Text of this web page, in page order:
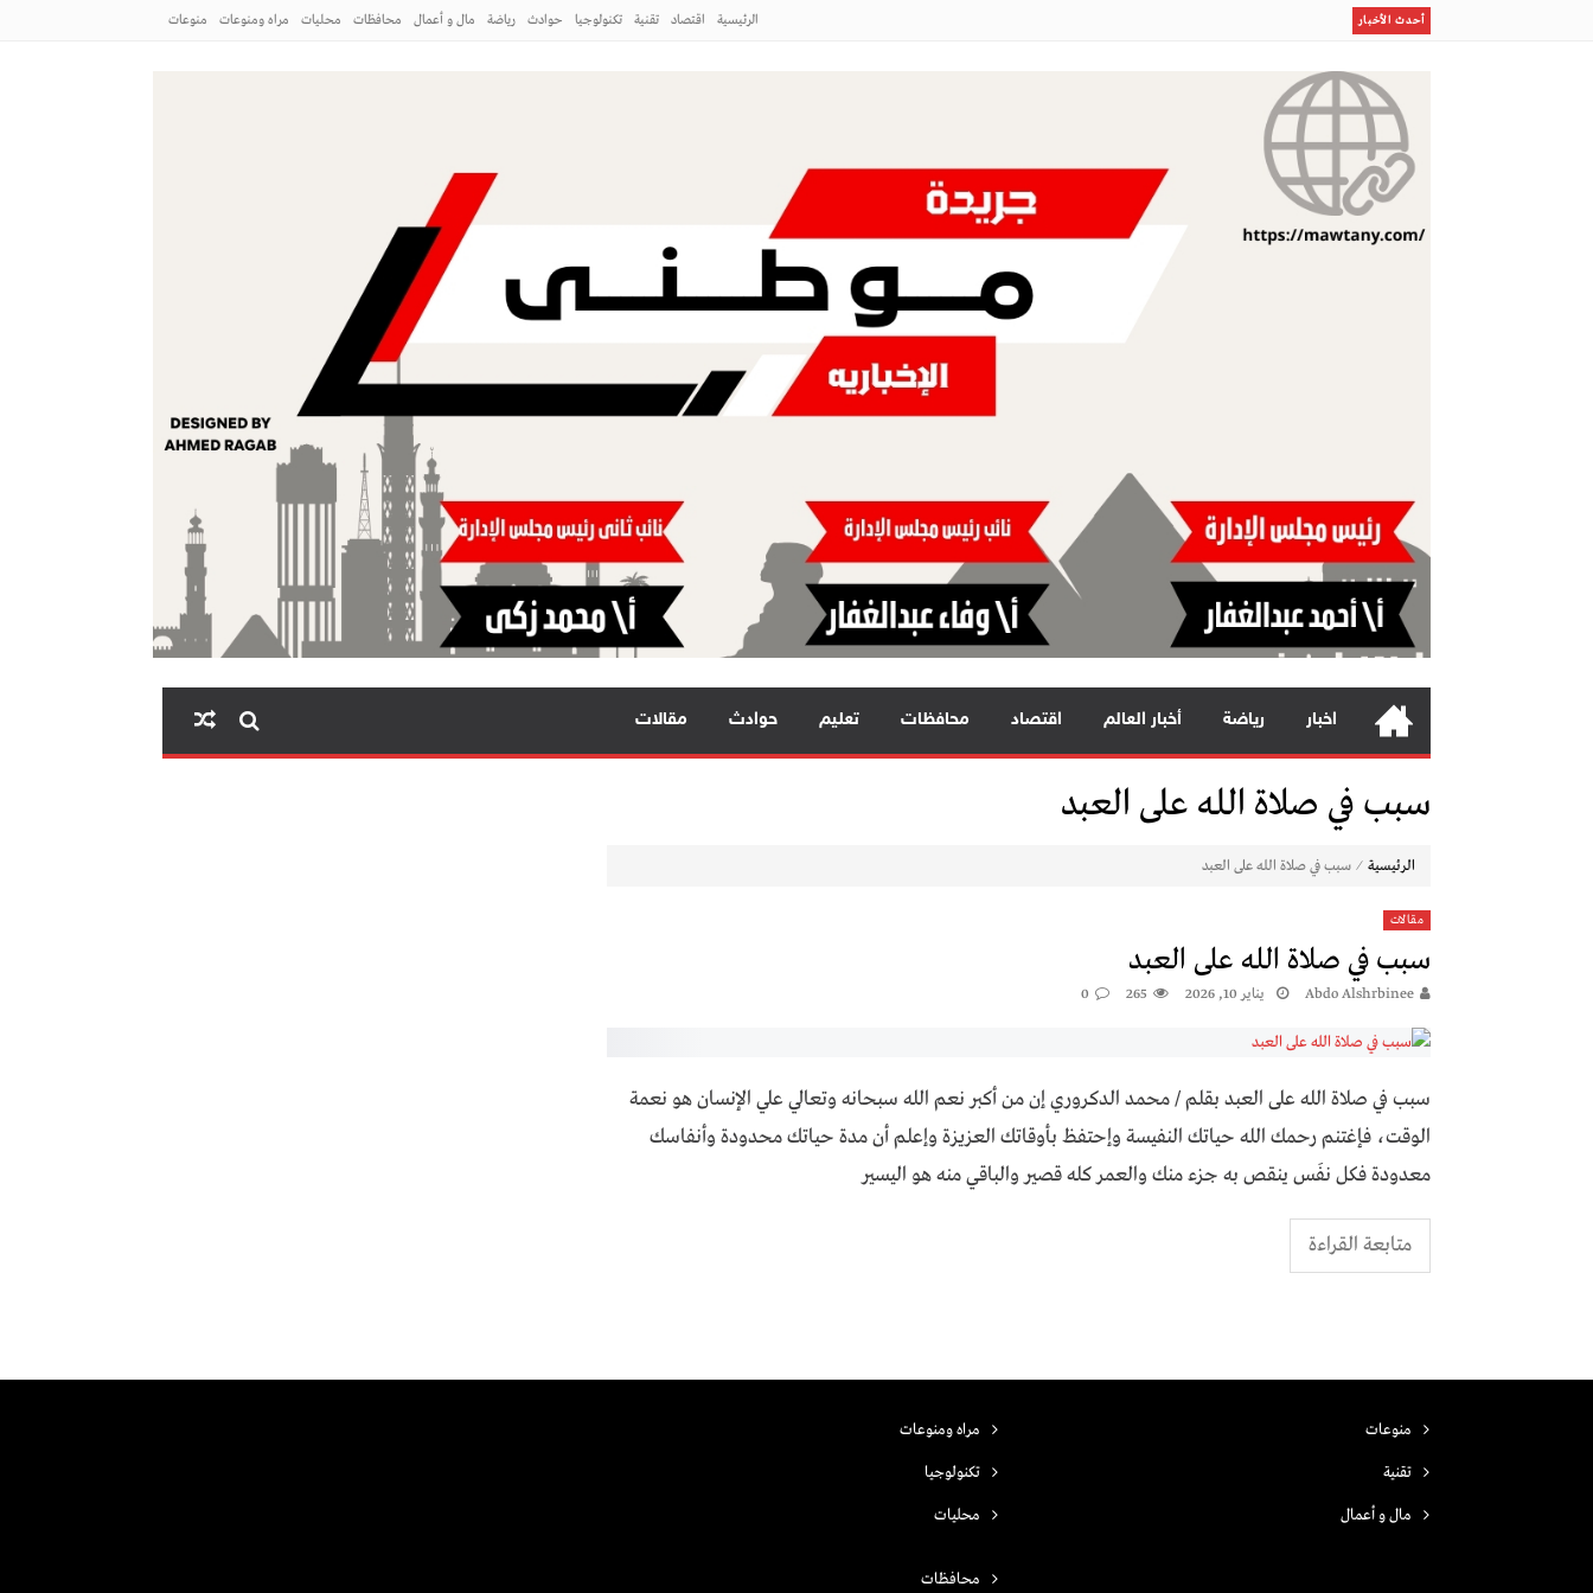
أحدث الأخبار
إستثمار الإجازة الصيفية في برامج نوعية لطلاب وطالبات الطائف
مكتب وزارة البيئة والمياه والزراعة بالعاصمة المقدسة ينفذ ورشة عمل «كيفية التصوير الميداني»
ظلال
الرئيسية اقتصاد تقنية تكنولوجيا حوادث رياضة مال و أعمال محافظات محليات مراه ومنوعات منوعات
اخبار رياضة أخبار العالم اقتصاد محافظات تعليم حوادث مقالات
سبب في صلاة الله على العبد
الرئيسية ⁄ سبب في صلاة الله على العبد
مقالات
سبب في صلاة الله على العبد
Abdo Alshrbinee يناير 10, 2026 265
0
سبب في صلاة الله على العبد بقلم / محمـــد الدكـــروري إن من أكبر نعم الله سبحانه وتعالي علي الإنسان هو نعمة
الوقت، فإغتنم رحمك الله حياتك النفيسة وإحتفظ بأوقاتك العزيزة وإعلم أن مدة حياتك محدودة وأنفاسك
معدودة فكل نفَس ينقص به جزء منك والعمر كله قصير والباقي منه هو اليسير
متابعة القراءة
منوعات
تقنية
مال و أعمال
مراه ومنوعات
تكنولوجيا
محليات
محافظات